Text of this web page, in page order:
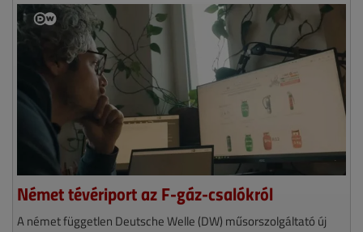
Német tévériport az F-gáz-csalókról
A német független Deutsche Welle (DW) műsorszolgáltató új